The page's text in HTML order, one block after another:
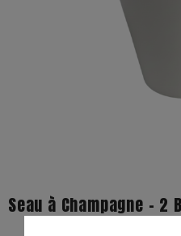
Seau à Champagne - 2